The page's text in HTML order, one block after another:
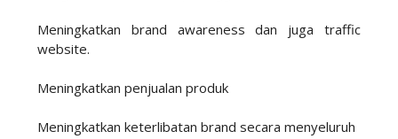
Meningkatkan brand awareness dan juga traffic
website.
Meningkatkan penjualan produk
Meningkatkan keterlibatan brand secara menyeluruh